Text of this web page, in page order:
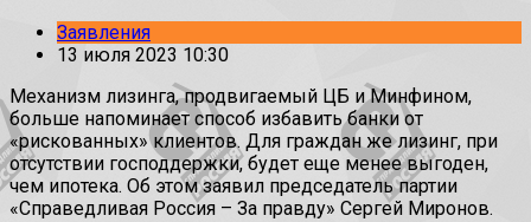
Заявления
13 июля 2023 10:30
Механизм лизинга, продвигаемый ЦБ и Минфином,
больше напоминает способ избавить банки от
«рискованных» клиентов. Для граждан же лизинг, при
отсутствии господдержки, будет еще менее выгоден,
чем ипотека. Об этом заявил председатель партии
«Справедливая Россия – За правду» Сергей Миронов.